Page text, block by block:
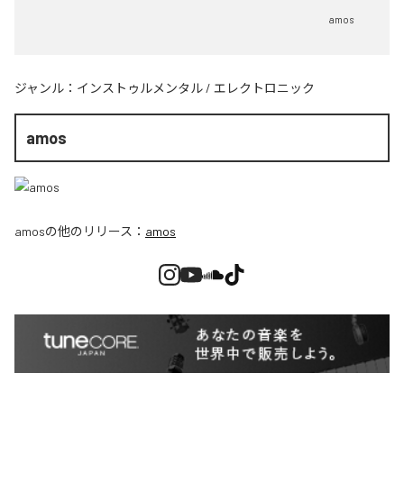
amos
ジャンル： インストゥルメンタル / エレクトロニック
amos
amosの他のリリース： amos